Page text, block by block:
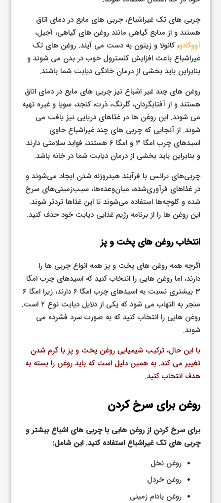
چربی های تک غیراشباع، چربی های مایع در دمای اتاق
هستند و از منابع گیاهی مانند روغن های گیاهی، آجیل،
آووکادو، کانولا و زیتون به دست می آیند. روغن های تک
غیراشباع باعث افزایش کلسترول خوب در بدن می شوند و
بنابراین باید بخشی از درمان خانگی دیابت شما باشند.
روغن های چند غیر اشباع نیز چربی های مایع در دمای اتاق
هستند و از آفتابگردان، گلرنگ، ذرت، کنجد، سویا و غیره تهیه
می شوند. این روغن ها در غذاهای دریایی نیز یافت می
شوند. از آنجایی که چربی های چند غیراشباع حاوی
اسیدهای چرب امگا ۳ و امگا ۶ هستند، فواید سلامتی دارند
و بنابراین باید بخشی از درمان دیابت شما در خانه باشد.
چربی‌های ترانس با فرآیند هیدروژنه شدن ایجاد می‌شوند و
در غذاهای فرآوری‌شده، میان‌وعده‌ها، سیب‌زمینی‌های سرخ
شده و کلوچه‌ها استفاده می‌شوند تا این غذاها تردتر شوند.
این روغن ها را از برنامه رژیم غذایی دیابت خود حذف کنید.
انتخاب روغن های پخت و پز
اگرچه همه روغن های پخت و پز همه انواع چربی ها را
دارند، اما روغن هایی را انتخاب کنید که اسیدهای چرب امگا
۳ بیشتری نسبت به اسیدهای چرب امگا ۶ دارند، زیرا امگا ۶
منجر به التهاب می شود که یکی از دلایل دیابت نوع ۲ است.
روغن هایی را انتخاب کنید که به صورت سرد فشرده می
شوند.
با این حال، ترکیب شیمیایی روغن پخت و پز با گرم شدن
تغییر می کند. به همین دلیل است که باید روغن را بسته به
هدف انتخاب کنید.
روغن برای سرخ کردن
برای سرخ کردن از روغن هایی با چربی های اشباع بیشتر و
چربی های تک غیراشباع استفاده کنید. این شامل:
روغن نخل
روغن خردل
روغن بادام زمینی